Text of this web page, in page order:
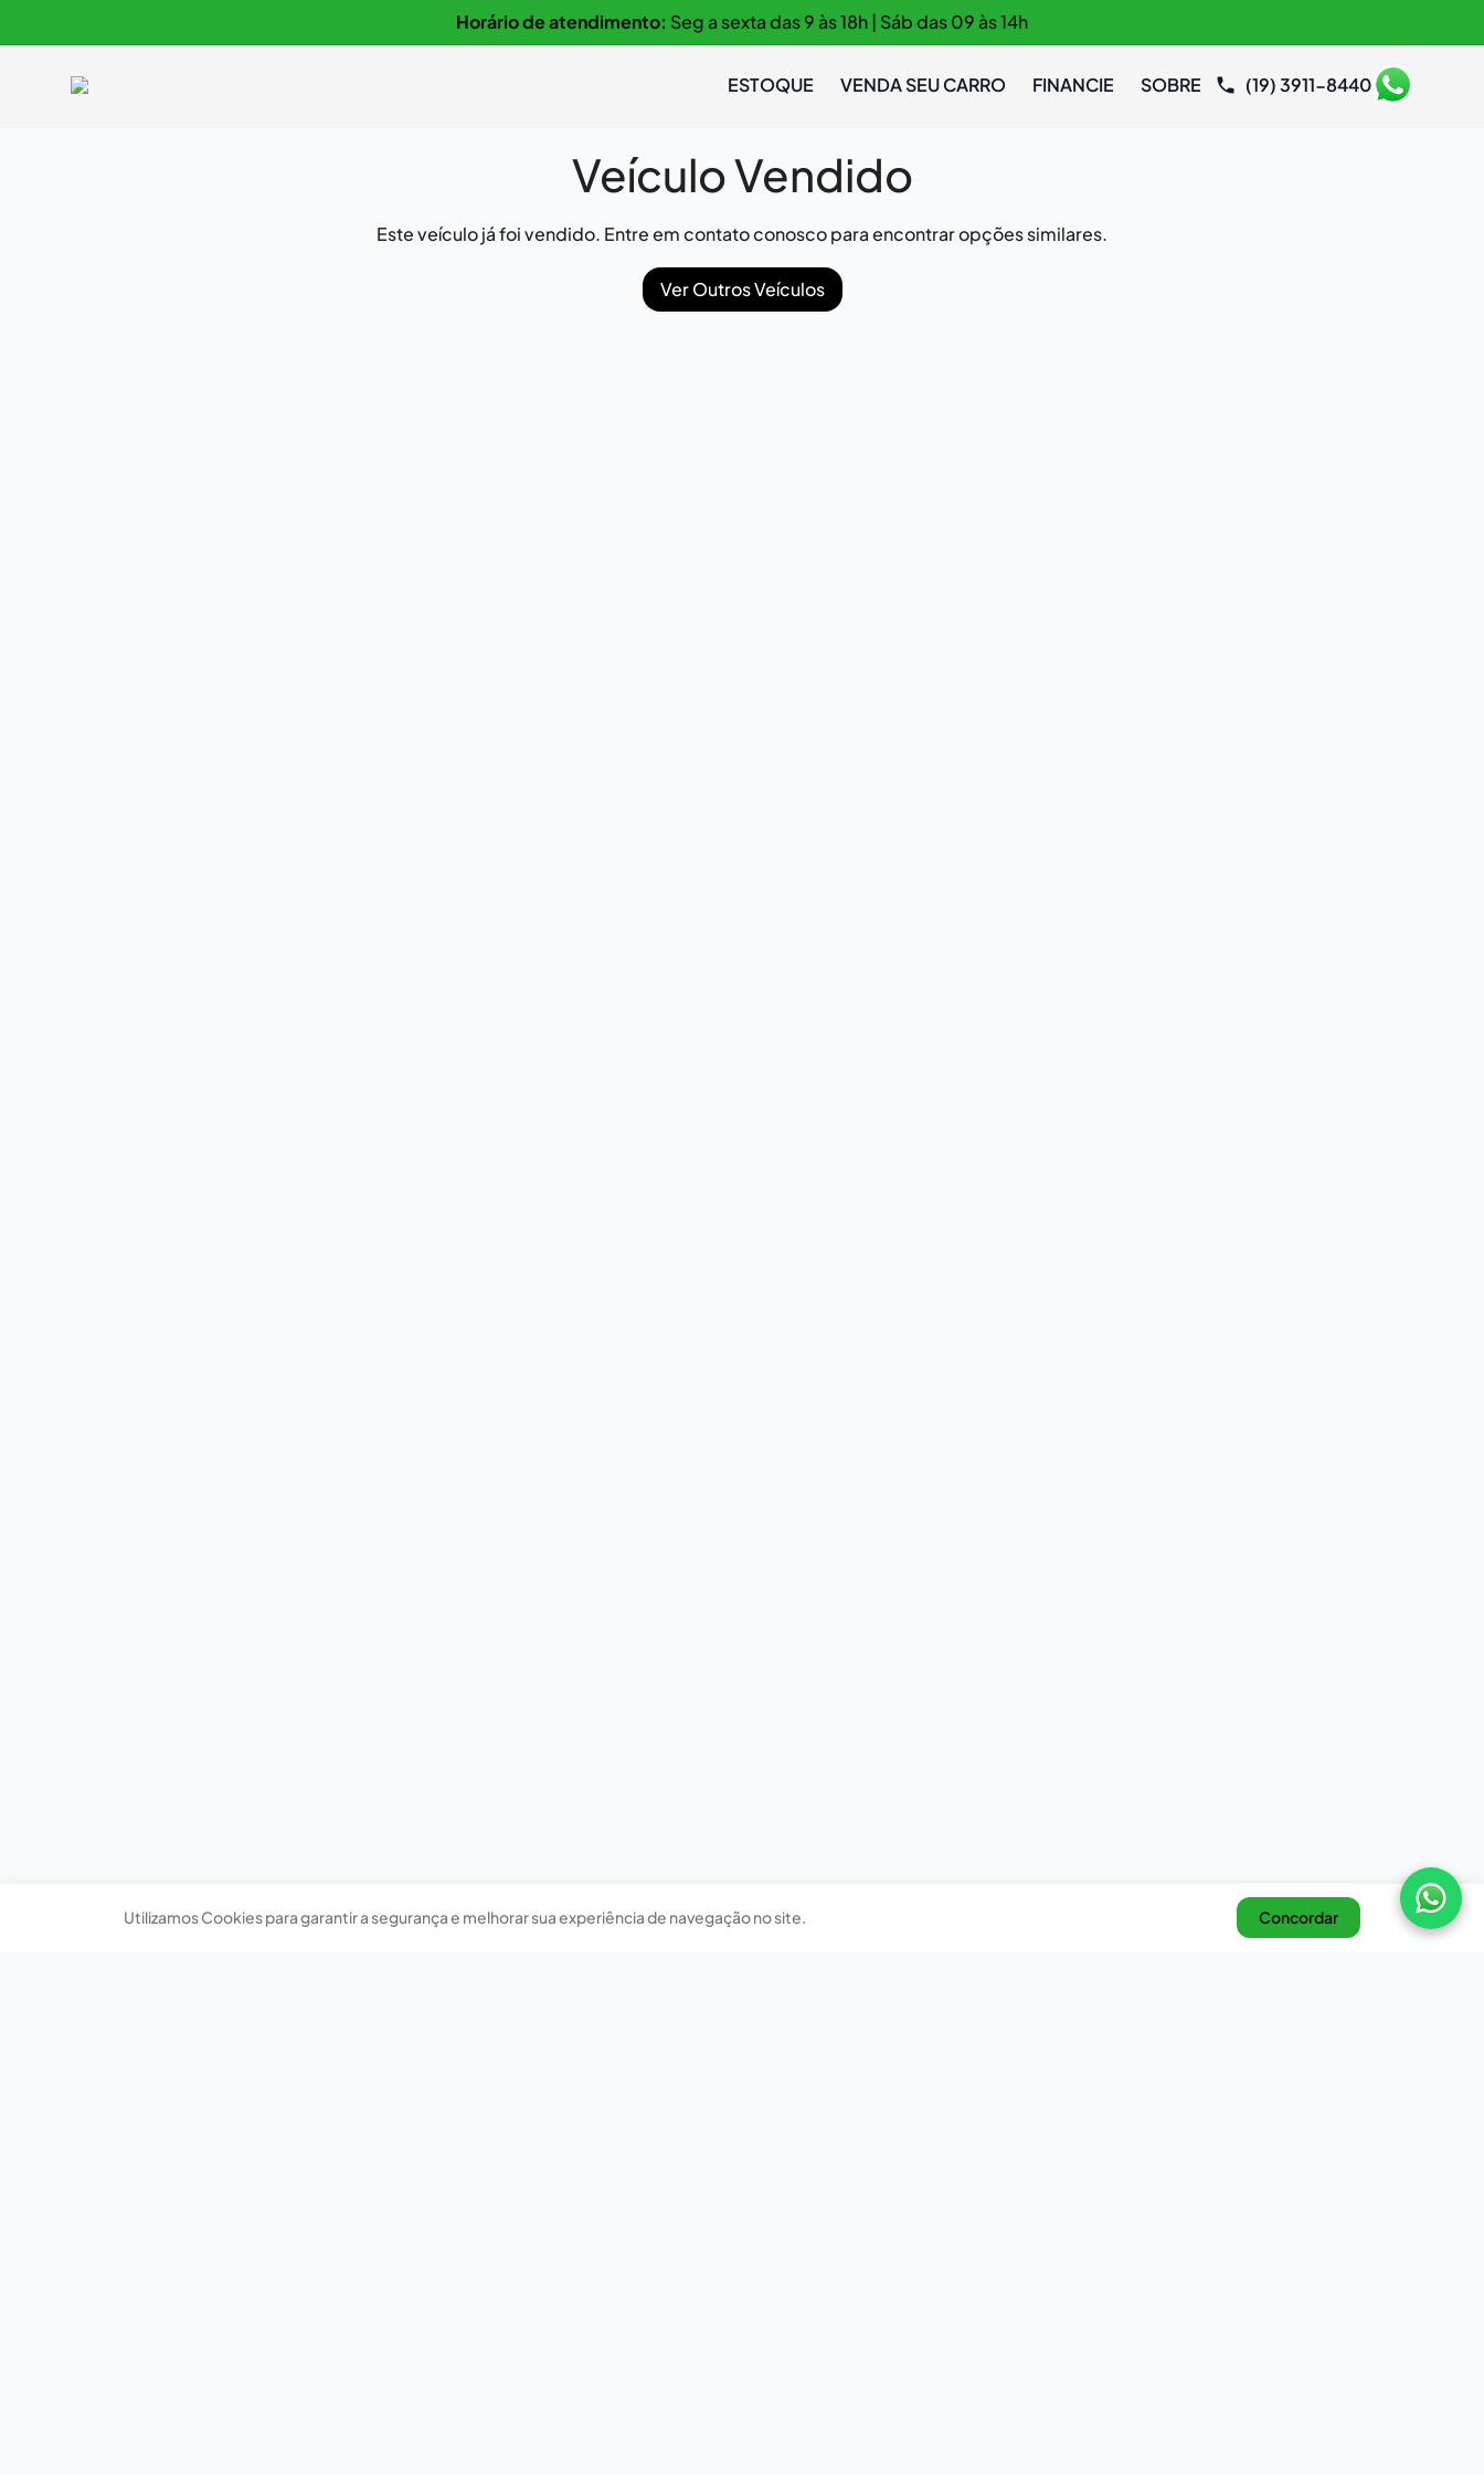
Horário de atendimento: Seg a sexta das 9 às 18h | Sáb das 09 às 14h
ESTOQUE VENDA SEU CARRO FINANCIE SOBRE (19) 3911-8440
Veículo Vendido
Este veículo já foi vendido. Entre em contato conosco para encontrar opções similares.
Ver Outros Veículos
Utilizamos Cookies para garantir a segurança e melhorar sua experiência de navegação no site. Concordar